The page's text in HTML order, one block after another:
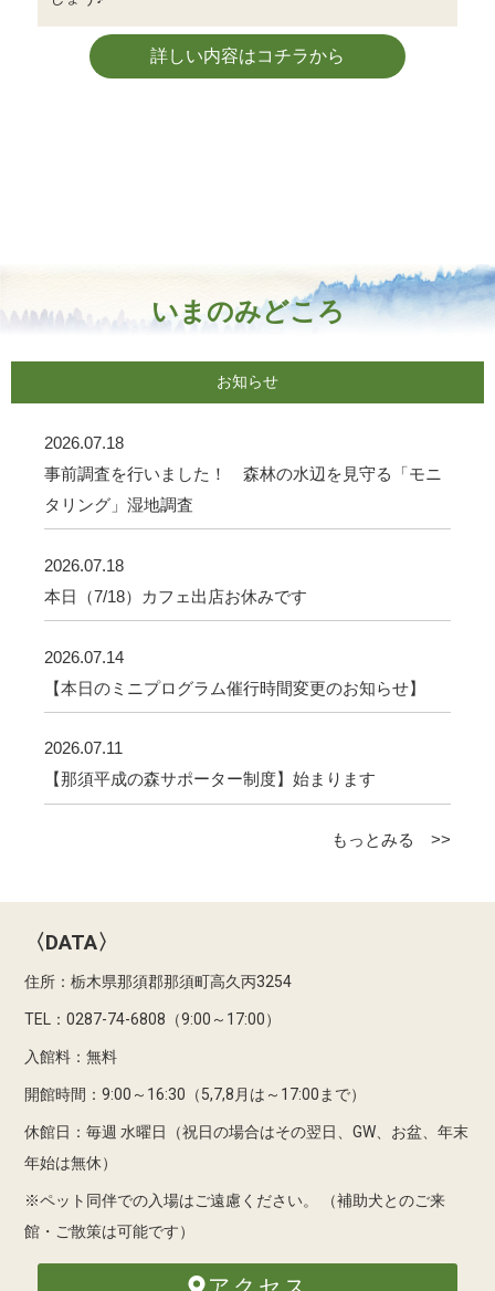
詳しい内容はコチラから
いまのみどころ
お知らせ
2026.07.18
事前調査を行いました！ 森林の水辺を見守る「モニ
タリング」湿地調査
2026.07.18
本日（7/18）カフェ出店お休みです
2026.07.14
【本日のミニプログラム催行時間変更のお知らせ】
2026.07.11
【那須平成の森サポーター制度】始まります
もっとみる >>
〈DATA〉
住所：栃木県那須郡那須町高久丙3254
TEL：0287-74-6808（9:00～17:00）
入館料：無料
開館時間：9:00～16:30（5,7,8月は～17:00まで）
休館日：毎週 水曜日（祝日の場合はその翌日、GW、お盆、年末
年始は無休）
※ペット同伴での入場はご遠慮ください。
（補助犬とのご来
館・ご散策は可能です）